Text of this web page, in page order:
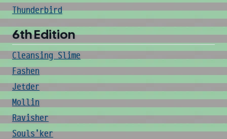
Thunderbird
6th Edition
Cleansing Slime
Fashen
Jetder
Mollin
Ravisher
Souls'ker